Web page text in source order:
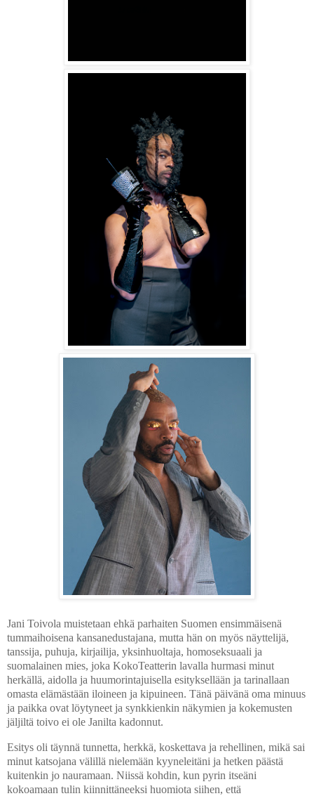
Jani Toivola muistetaan ehkä parhaiten Suomen ensimmäisenä
tummaihoisena kansanedustajana, mutta hän on myös näyttelijä,
tanssija, puhuja, kirjailija, yksinhuoltaja, homoseksuaali ja
suomalainen mies, joka KokoTeatterin lavalla hurmasi minut
herkällä, aidolla ja huumorintajuisella esityksellään ja tarinallaan
omasta elämästään iloineen ja kipuineen. Tänä päivänä oma minuus
ja paikka ovat löytyneet ja synkkienkin näkymien ja kokemusten
jäljiltä toivo ei ole Janilta kadonnut.
Esitys oli täynnä tunnetta, herkkä, koskettava ja rehellinen, mikä sai
minut katsojana välillä nielemään kyyneleitäni ja hetken päästä
kuitenkin jo nauramaan. Niissä kohdin, kun pyrin itseäni
kokoamaan tulin kiinnittäneeksi huomiota siihen, että